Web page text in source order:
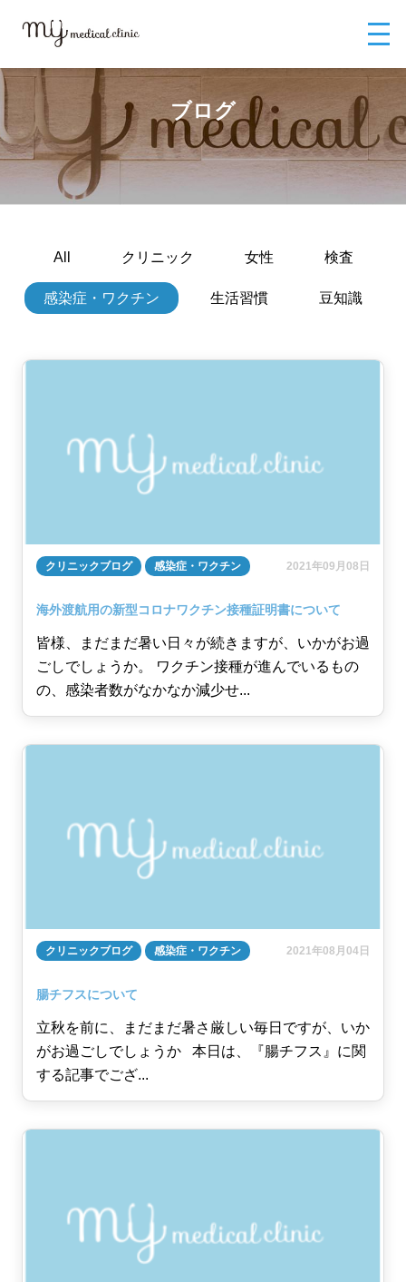
ブログ
All クリニック 女性 検査
感染症・ワクチン 生活習慣 豆知識
クリニックブログ 感染症・ワクチン 2021年09月08日
海外渡航用の新型コロナワクチン接種証明書について
皆様、まだまだ暑い日々が続きますが、いかがお過
ごしでしょうか。 ワクチン接種が進んでいるもの
の、感染者数がなかなか減少せ...
クリニックブログ 感染症・ワクチン 2021年08月04日
腸チフスについて
立秋を前に、まだまだ暑さ厳しい毎日ですが、いか
がお過ごしでしょうか 本日は、『腸チフス』に関
する記事でござ...